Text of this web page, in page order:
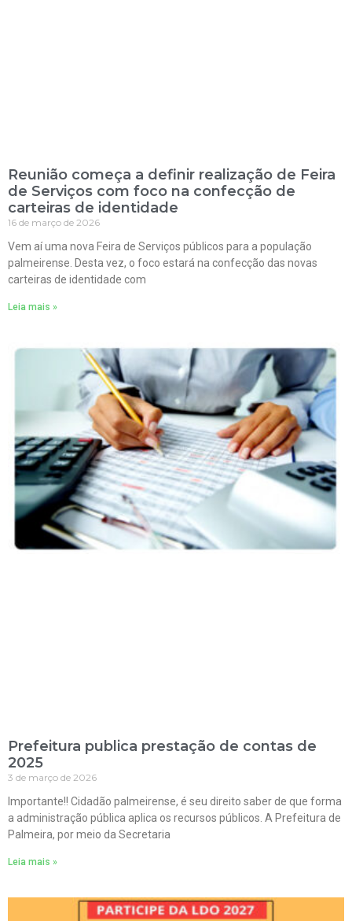
Reunião começa a definir realização de Feira
de Serviços com foco na confecção de
carteiras de identidade
16 de março de 2026
Vem aí uma nova Feira de Serviços públicos para a população
palmeirense. Desta vez, o foco estará na confecção das novas
carteiras de identidade com
Leia mais »
Prefeitura publica prestação de contas de
2025
3 de março de 2026
Importante!! Cidadão palmeirense, é seu direito saber de que forma
a administração pública aplica os recursos públicos. A Prefeitura de
Palmeira, por meio da Secretaria
Leia mais »